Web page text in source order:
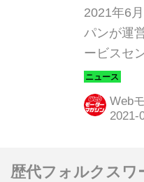
だけで
ビス拠
2021年6
パンが運
ービスセ
モニーが
ービス受
の施設は
Web
歴代フォルクスワ